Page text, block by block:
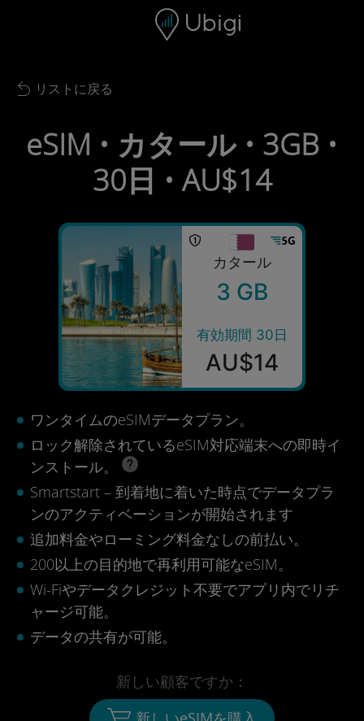
ナビゲーションバー フッター
Back to list
リストに戻る
eSIM • カタール • 3GB •
30日 • AU$14
カタール
3 GB
有効期間 30日
AU$14
ワンタイムのeSIMデータプラン。
ロック解除されているeSIM対応端末への即時イ
ンストール。
Smartstart – 到着地に着いた時点でデータプラ
ンのアクティベーションが開始されます
追加料金やローミング料金なしの前払い。
200以上の目的地で再利用可能なeSIM。
Wi-Fiやデータクレジット不要でアプリ内でリチ
ャージ可能。
データの共有が可能。
新しい顧客ですか：